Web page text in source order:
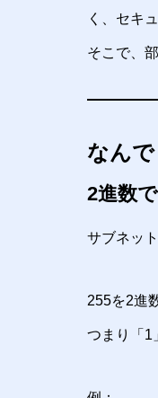
く、セキ
そこで、
なん
2進数
サブネッ
255を2進
つまり「1